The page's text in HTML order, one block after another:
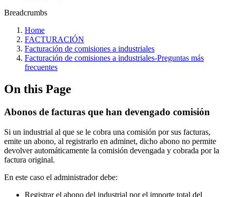
Breadcrumbs
Home
FACTURACIÓN
Facturación de comisiones a industriales
Facturación de comisiones a industriales-Preguntas más
frecuentes
On this Page
Abonos de facturas que han devengado comisión
Si un industrial al que se le cobra una comisión por sus facturas,
emite un abono, al registrarlo en adminet, dicho abono no permite
devolver automáticamente la comisión devengada y cobrada por la
factura original.
En este caso el administrador debe:
Registrar el abono del industrial por el importe total del